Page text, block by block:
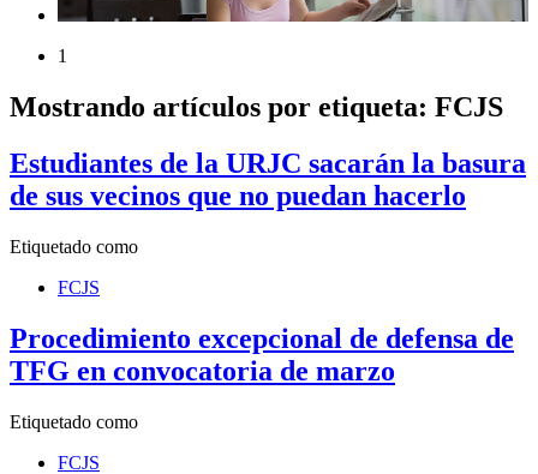
1
Mostrando artículos por etiqueta: FCJS
Estudiantes de la URJC sacarán la basura
de sus vecinos que no puedan hacerlo
Etiquetado como
FCJS
Procedimiento excepcional de defensa de
TFG en convocatoria de marzo
Etiquetado como
FCJS